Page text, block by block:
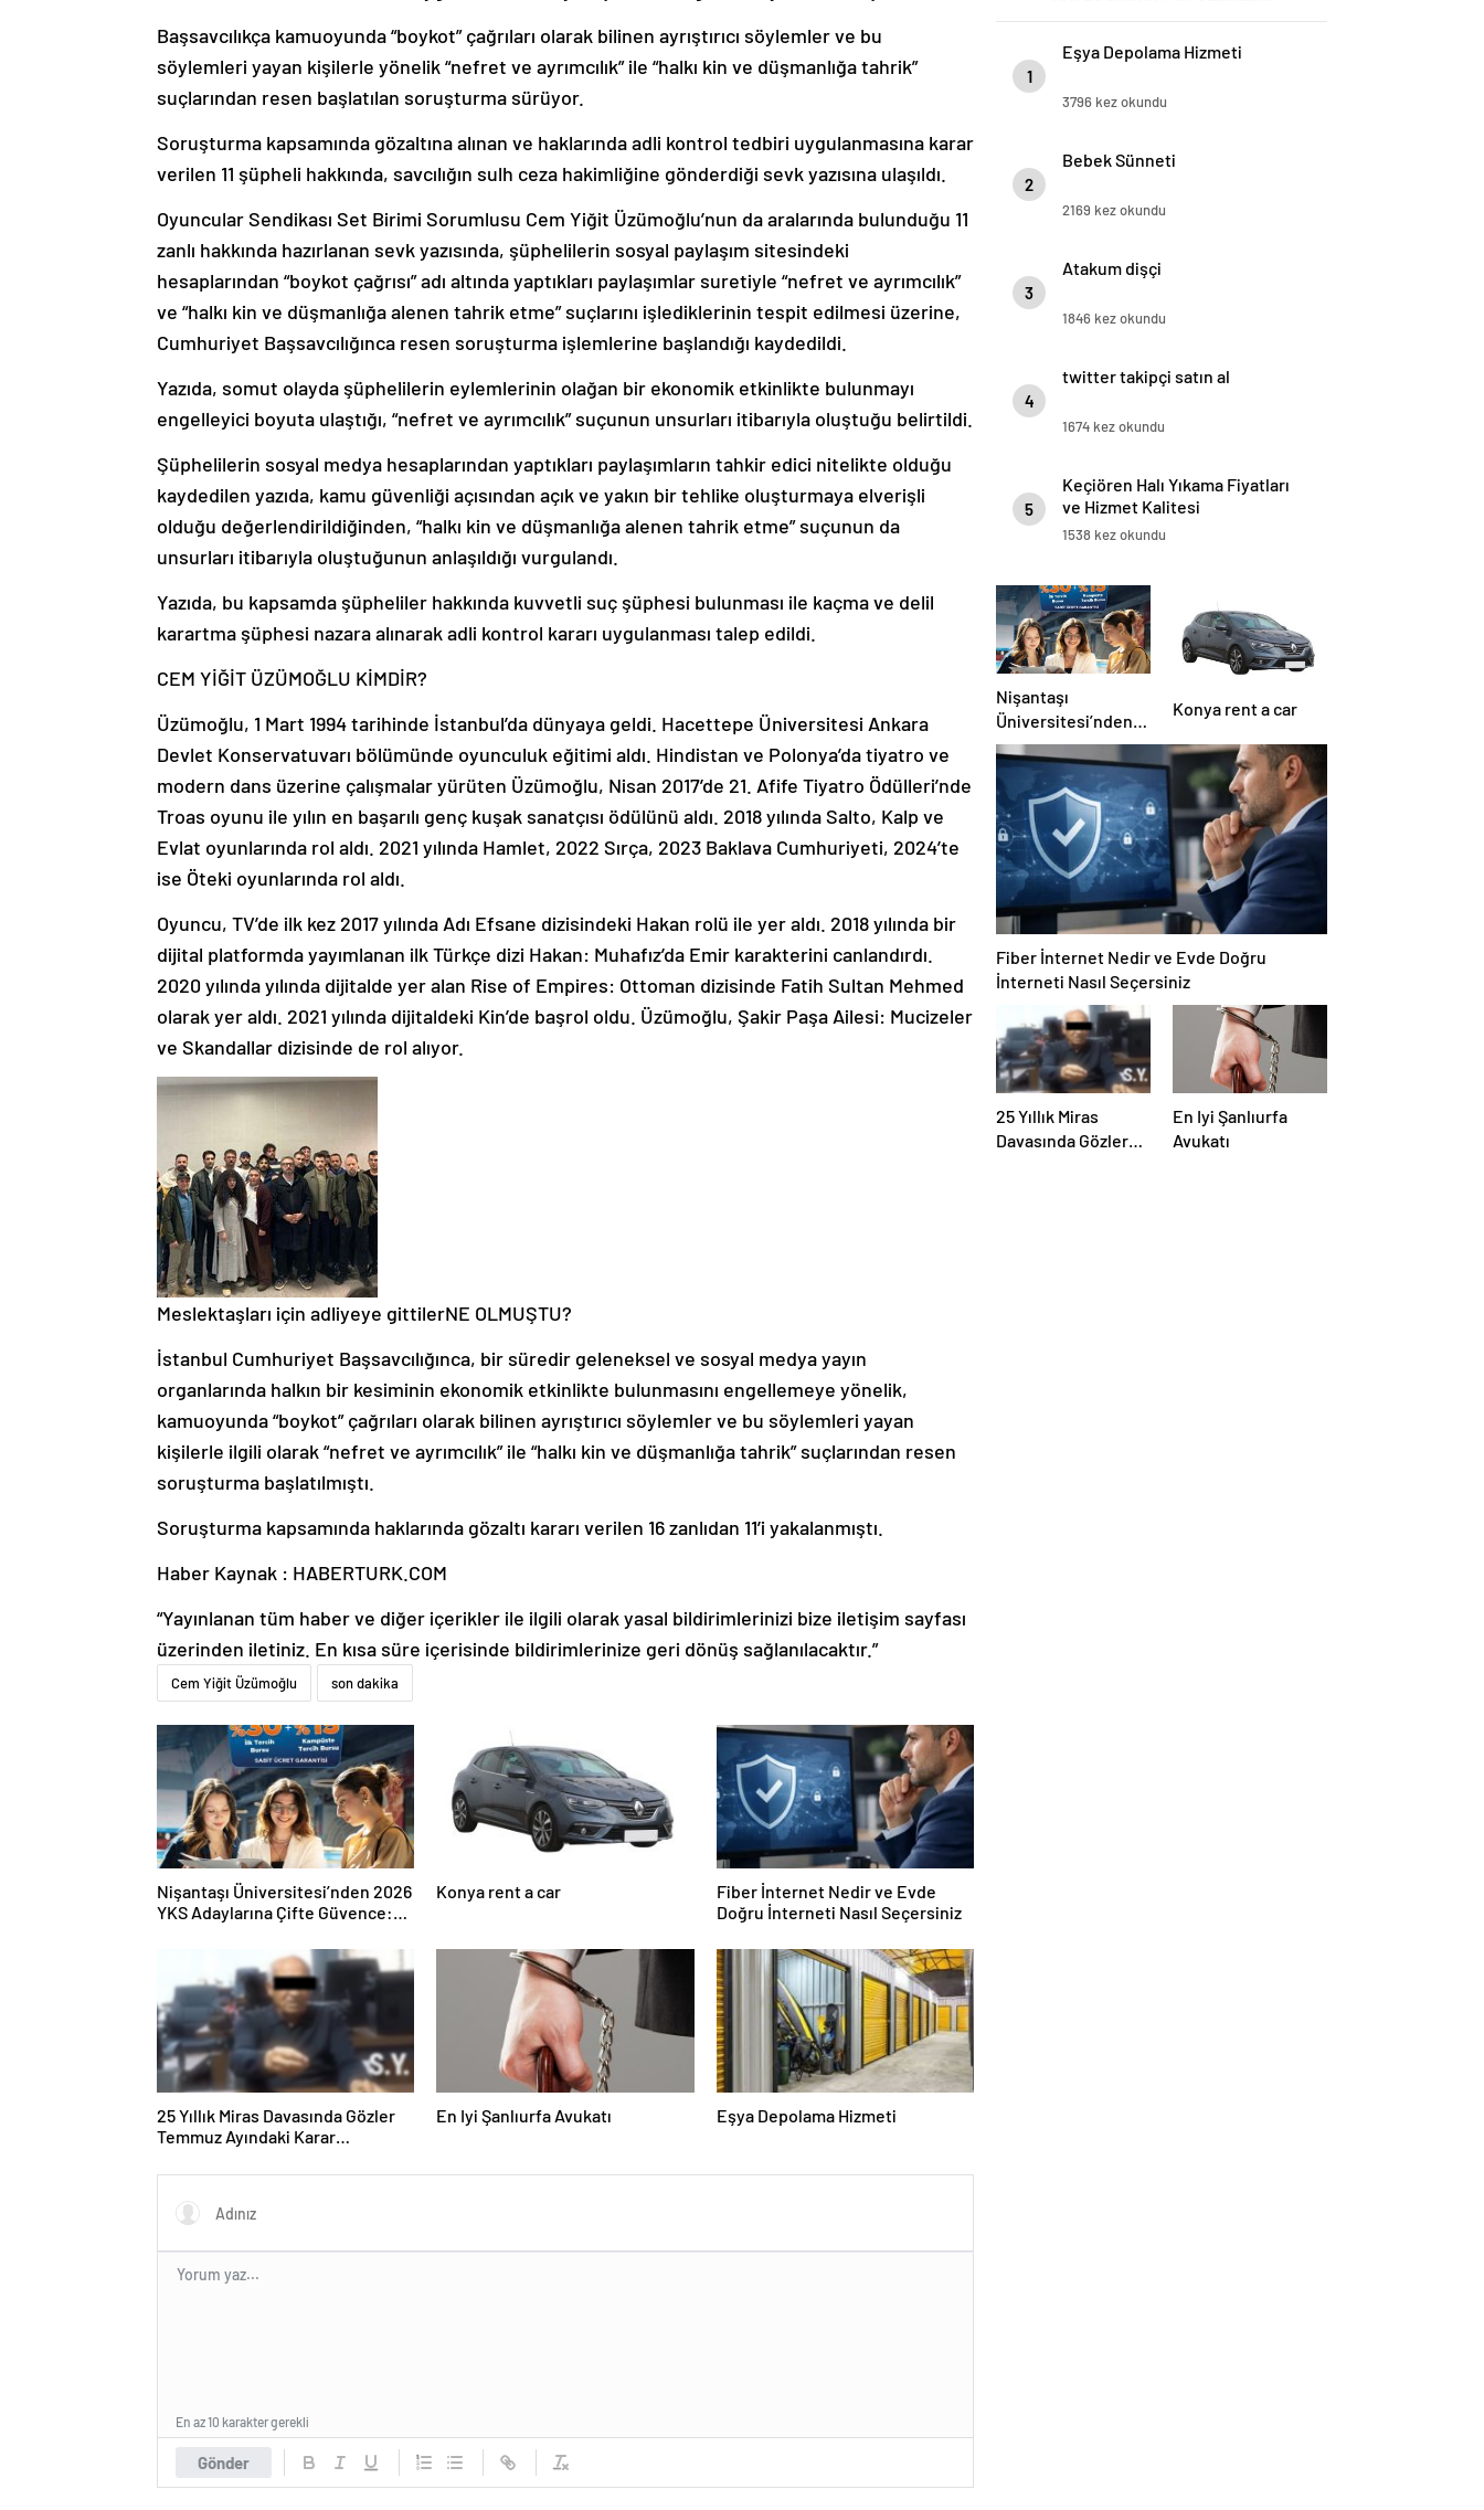
Başsavcılıkça kamuoyunda “boykot” çağrıları olarak bilinen ayrıştırıcı söylemler ve bu
söylemleri yayan kişilerle yönelik “nefret ve ayrımcılık” ile “halkı kin ve düşmanlığa tahrik”
suçlarından resen başlatılan soruşturma sürüyor.
Soruşturma kapsamında gözaltına alınan ve haklarında adli kontrol tedbiri uygulanmasına karar
verilen 11 şüpheli hakkında, savcılığın sulh ceza hakimliğine gönderdiği sevk yazısına ulaşıldı.
Oyuncular Sendikası Set Birimi Sorumlusu Cem Yiğit Üzümoğlu’nun da aralarında bulunduğu 11
zanlı hakkında hazırlanan sevk yazısında, şüphelilerin sosyal paylaşım sitesindeki
hesaplarından “boykot çağrısı” adı altında yaptıkları paylaşımlar suretiyle “nefret ve ayrımcılık”
ve “halkı kin ve düşmanlığa alenen tahrik etme” suçlarını işlediklerinin tespit edilmesi üzerine,
Cumhuriyet Başsavcılığınca resen soruşturma işlemlerine başlandığı kaydedildi.
Yazıda, somut olayda şüphelilerin eylemlerinin olağan bir ekonomik etkinlikte bulunmayı
engelleyici boyuta ulaştığı, “nefret ve ayrımcılık” suçunun unsurları itibarıyla oluştuğu belirtildi.
Şüphelilerin sosyal medya hesaplarından yaptıkları paylaşımların tahkir edici nitelikte olduğu
kaydedilen yazıda, kamu güvenliği açısından açık ve yakın bir tehlike oluşturmaya elverişli
olduğu değerlendirildiğinden, “halkı kin ve düşmanlığa alenen tahrik etme” suçunun da
unsurları itibarıyla oluştuğunun anlaşıldığı vurgulandı.
Yazıda, bu kapsamda şüpheliler hakkında kuvvetli suç şüphesi bulunması ile kaçma ve delil
karartma şüphesi nazara alınarak adli kontrol kararı uygulanması talep edildi.
CEM YİĞİT ÜZÜMOĞLU KİMDİR?
Üzümoğlu, 1 Mart 1994 tarihinde İstanbul’da dünyaya geldi. Hacettepe Üniversitesi Ankara
Devlet Konservatuvarı bölümünde oyunculuk eğitimi aldı. Hindistan ve Polonya’da tiyatro ve
modern dans üzerine çalışmalar yürüten Üzümoğlu, Nisan 2017’de 21. Afife Tiyatro Ödülleri’nde
Troas oyunu ile yılın en başarılı genç kuşak sanatçısı ödülünü aldı. 2018 yılında Salto, Kalp ve
Evlat oyunlarında rol aldı. 2021 yılında Hamlet, 2022 Sırça, 2023 Baklava Cumhuriyeti, 2024’te
ise Öteki oyunlarında rol aldı.
Oyuncu, TV’de ilk kez 2017 yılında Adı Efsane dizisindeki Hakan rolü ile yer aldı. 2018 yılında bir
dijital platformda yayımlanan ilk Türkçe dizi Hakan: Muhafız’da Emir karakterini canlandırdı.
2020 yılında yılında dijitalde yer alan Rise of Empires: Ottoman dizisinde Fatih Sultan Mehmed
olarak yer aldı. 2021 yılında dijitaldeki Kin’de başrol oldu. Üzümoğlu, Şakir Paşa Ailesi: Mucizeler
ve Skandallar dizisinde de rol alıyor.
Meslektaşları için adliyeye gittilerNE OLMUŞTU?
İstanbul Cumhuriyet Başsavcılığınca, bir süredir geleneksel ve sosyal medya yayın
organlarında halkın bir kesiminin ekonomik etkinlikte bulunmasını engellemeye yönelik,
kamuoyunda “boykot” çağrıları olarak bilinen ayrıştırıcı söylemler ve bu söylemleri yayan
kişilerle ilgili olarak “nefret ve ayrımcılık” ile “halkı kin ve düşmanlığa tahrik” suçlarından resen
soruşturma başlatılmıştı.
Soruşturma kapsamında haklarında gözaltı kararı verilen 16 zanlıdan 11’i yakalanmıştı.
Haber Kaynak : HABERTURK.COM
“Yayınlanan tüm haber ve diğer içerikler ile ilgili olarak yasal bildirimlerinizi bize iletişim sayfası
üzerinden iletiniz. En kısa süre içerisinde bildirimlerinize geri dönüş sağlanılacaktır.”
Cem Yiğit Üzümoğlu son dakika
Nişantaşı Üniversitesi’nden 2026
YKS Adaylarına Çifte Güvence:
Konya rent a car
Fiber İnternet Nedir ve Evde
Doğru İnterneti Nasıl Seçersiniz
25 Yıllık Miras Davasında Gözler
Temmuz Ayındaki Karar
En Iyi Şanlıurfa Avukatı Eşya Depolama Hizmeti
Gönder
En az 10 karakter gerekli
1
Eşya Depolama Hizmeti
3796 kez okundu
2
Bebek Sünneti
2169 kez okundu
3
Atakum dişçi
1846 kez okundu
4
twitter takipçi satın al
1674 kez okundu
5
Keçiören Halı Yıkama Fiyatları
ve Hizmet Kalitesi
1538 kez okundu
Nişantaşı
Üniversitesi’nden
2026 YKS
Adaylarına Çifte
Güvence: Sabit
Ücret ve Kesintisiz
Burs
Konya rent a car
Fiber İnternet Nedir ve Evde Doğru
İnterneti Nasıl Seçersiniz
25 Yıllık Miras
Davasında Gözler
En Iyi Şanlıurfa
Avukatı